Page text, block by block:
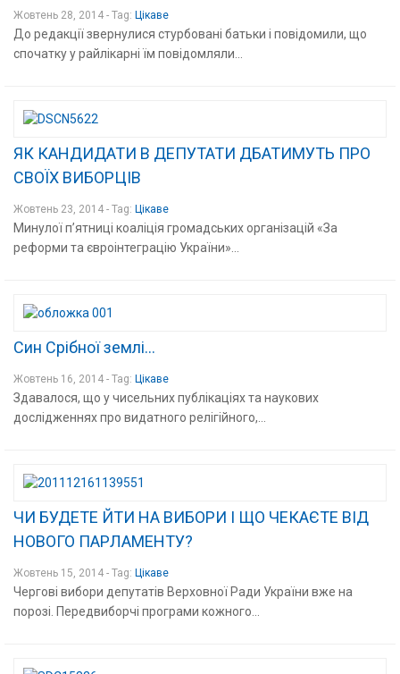
Жовтень 28, 2014 - Tag: Цікаве
До редакції звернулися стурбовані батьки і повідомили, що
спочатку у райлікарні їм повідомляли...
ЯК КАНДИДАТИ В ДЕПУТАТИ ДБАТИМУТЬ ПРО
СВОЇХ ВИБОРЦІВ
Жовтень 23, 2014 - Tag: Цікаве
Минулої п’ятниці коаліція громадських організацій «За
реформи та євроінтеграцію України»...
Син Срібної землі…
Жовтень 16, 2014 - Tag: Цікаве
Здавалося, що у чисельних публікаціях та наукових
дослідженнях про видатного релігійного,...
ЧИ БУДЕТЕ ЙТИ НА ВИБОРИ І ЩО ЧЕКАЄТЕ ВІД
НОВОГО ПАРЛАМЕНТУ?
Жовтень 15, 2014 - Tag: Цікаве
Чергові вибори депутатів Верховної Ради України вже на
порозі. Передвиборчі програми кожного...